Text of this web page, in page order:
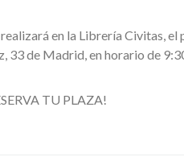
en la Librería Civitas, el
33 de Madrid, en horario de
TU PLAZA!